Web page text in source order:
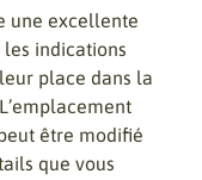
une excellente
indications
place dans la
être modifié
que vous